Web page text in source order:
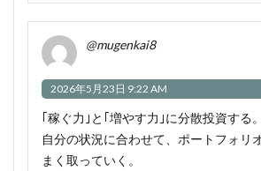
@mugenkai8
2026年5月23日 9:22 AM
｢稼ぐ力｣と｢増やす力｣に分散投資する。
自分の状況に合わせて、ポートフォリ
まく取っていく。